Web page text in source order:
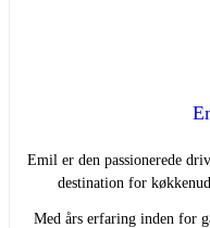
Emil er den passionerede
destination for
Med års erfaring inden for